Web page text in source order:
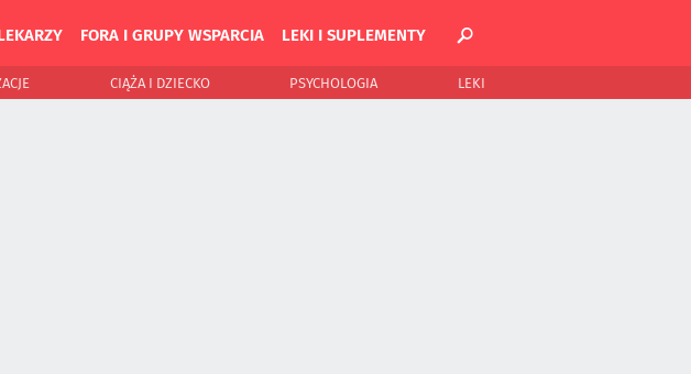
FORA I GRUPY WSPARCIA LEKI I SUPLEMENTY
CIĄŻA I DZIECKO PSYCHOLOGIA LEKI